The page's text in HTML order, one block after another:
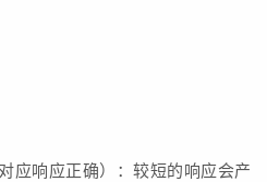
应响应正确）：较短的响应会产